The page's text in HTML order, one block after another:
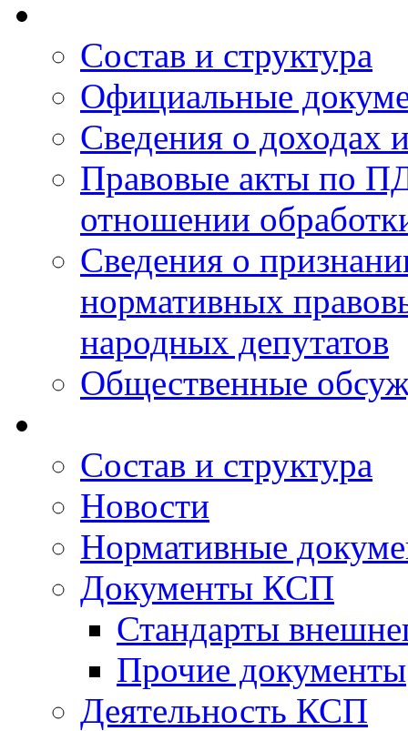
Состав и структура
Официальные
Сведения о доходах
Правовые акты по
отношении
Сведения о
нормативных
народных депутатов
Общественные
Состав и структура
Новости
Нормативные
Документы КСП
Стандарты
Прочие документы
Деятельность КСП